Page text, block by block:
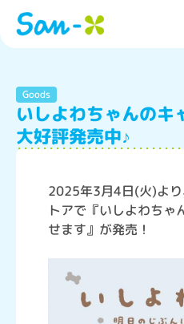
Goods
いしよわちゃんのキ
大好評発売中♪
2025年3月4日(火)より
トアで『いしよわちゃ
せます』が発売！